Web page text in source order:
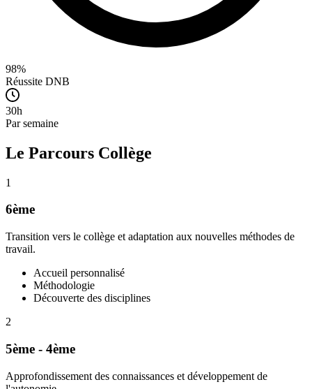
98%
Réussite DNB
30h
Par semaine
Le Parcours Collège
1
6ème
Transition vers le collège et adaptation aux nouvelles méthodes de
travail.
Accueil personnalisé
Méthodologie
Découverte des disciplines
2
5ème - 4ème
Approfondissement des connaissances et développement de